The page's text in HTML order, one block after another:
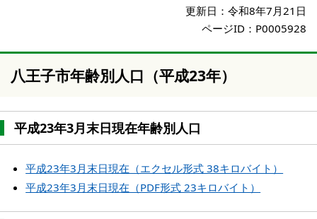
更新日： 令和8年7月21日
ページID：P0005928
八王子市年齢別人口（平成23年）
平成23年3月末日現在年齢別人口
平成23年3月末日現在（エクセル形式 38キロバイト）
平成23年3月末日現在（PDF形式 23キロバイト）